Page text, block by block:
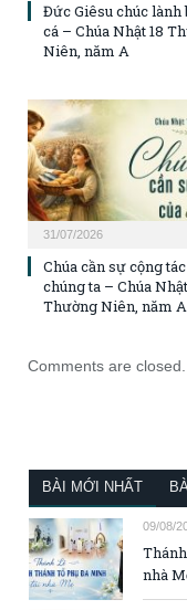
Đức Giêsu chúc lành
cá – Chúa Nhật 18
Niên, năm A
31/07/2026
Chúa cần sự cộng
chúng ta – Chúa
Thường Niên, năm A
Comments are closed.
BÀI MỚI NHẤT
09/08/
nhà